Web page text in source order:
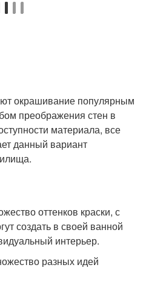
окрашивание популярным
преображения стен в
материала, все
данный вариант
оттенков краски, с
создать в своей ванной
интерьер.
разных идей